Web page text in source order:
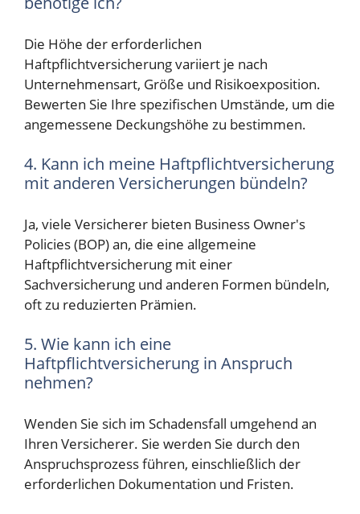
Die Höhe der erforderlichen
Haftpflichtversicherung variiert je nach
Unternehmensart, Größe und Risikoexposition.
Bewerten Sie Ihre spezifischen Umstände, um die
angemessene Deckungshöhe zu bestimmen.
4. Kann ich meine Haftpflichtversicherung
mit anderen Versicherungen bündeln?
Ja, viele Versicherer bieten Business Owner's
Policies (BOP) an, die eine allgemeine
Haftpflichtversicherung mit einer
Sachversicherung und anderen Formen bündeln,
oft zu reduzierten Prämien.
5. Wie kann ich eine
Haftpflichtversicherung in Anspruch
nehmen?
Wenden Sie sich im Schadensfall umgehend an
Ihren Versicherer. Sie werden Sie durch den
Anspruchsprozess führen, einschließlich der
erforderlichen Dokumentation und Fristen.